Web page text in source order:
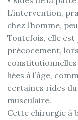
L’intervention,
chez l’homme,
Toutefois, elle est
précocement,
liées à l’âge,
certaines rides
musculaire.
Cette chirurgie à